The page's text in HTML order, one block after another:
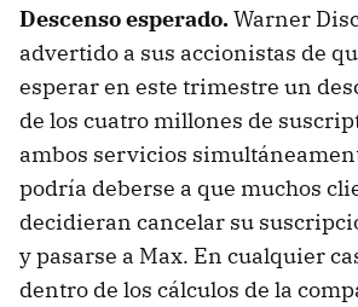
Descenso esperado.Warner
advertido a sus accionistas de
esperar en este trimestre un
de los cuatro millones de
ambos servicios
podría deberse a que muchos
decidieran cancelar su
y pasarse a Max. En cualquier
dentro de los cálculos de la